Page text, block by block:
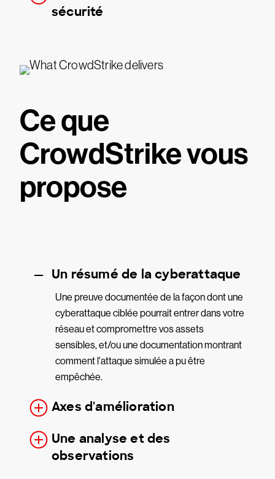
sécurité
Ce que
CrowdStrike vous
propose
Un résumé de la cyberattaque
Une preuve documentée de la façon dont une
cyberattaque ciblée pourrait entrer dans votre
réseau et compromettre vos assets
sensibles, et/ou une documentation montrant
comment l'attaque simulée a pu être
empêchée.
Axes d'amélioration
Une analyse et des
observations